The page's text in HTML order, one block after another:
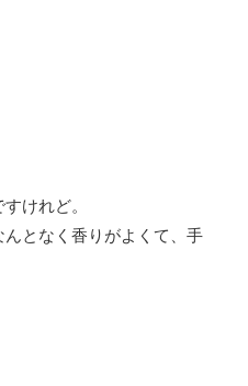
けれど。
となく香りがよくて、手